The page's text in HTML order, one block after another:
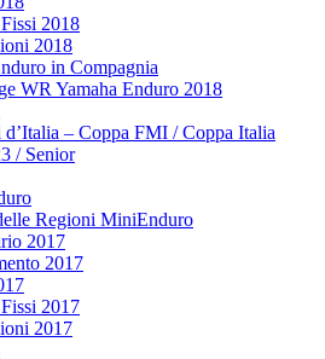
2018
2018
in Compagnia
WR Yamaha Enduro 2018
d’Italia – Coppa FMI / Coppa Italia
/ Senior
Regioni MiniEnduro
2017
2017
2017
2017